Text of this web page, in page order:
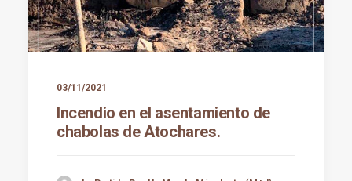
03/11/2021
Incendio en el asentamiento de
chabolas de Atochares.